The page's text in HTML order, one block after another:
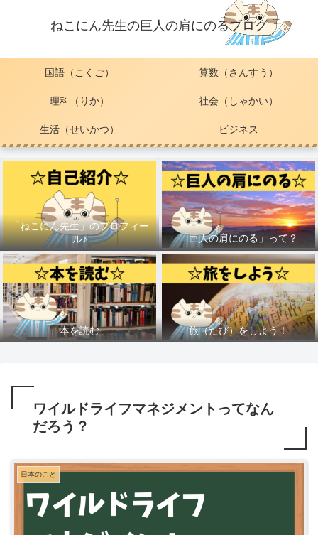
ねこにん先生の巨人の肩にのるブログ
国語（こくご） 算数（さんすう）
理科（りか） 社会（しゃかい）
生活（せいかつ） ビジネス
「ねこにん先生」のプロフィー
ル♪
「巨人の肩にのる」って？
本を読む 旅（たび）をしよう！
ワイルドライフマネジメントってなん
だろう？
日本のこと